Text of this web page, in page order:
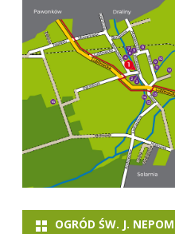
OGRÓD ŚW. J.